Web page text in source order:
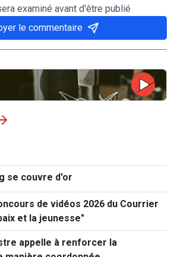
examiné avant d'être publié
le commentaire
se couvre d'or
de vidéos 2026 du Courrier
et la jeunesse"
appelle à renforcer la